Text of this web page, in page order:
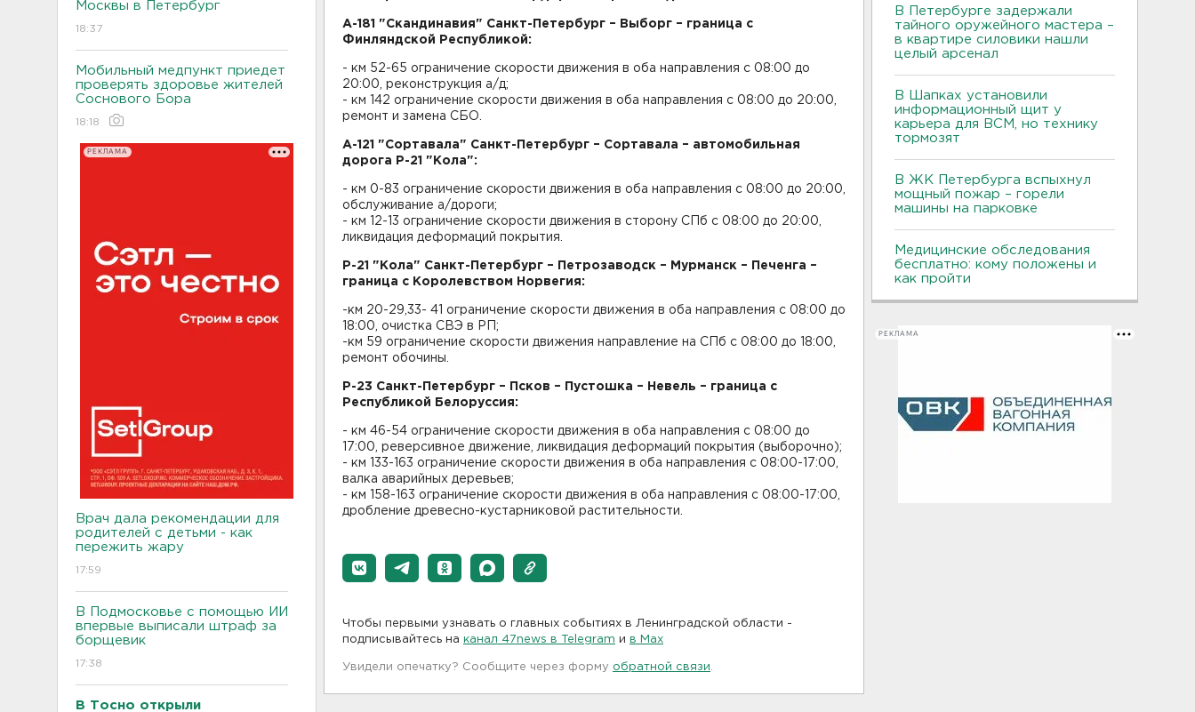
Москвы в Петербург
18:37
Мобильный медпункт приедет
проверять здоровье жителей
Соснового Бора
18:18
РЕКЛАМА
Врач дала рекомендации для
родителей с детьми - как
пережить жару
17:59
В Подмосковье с помощью ИИ
впервые выписали штраф за
борщевик
17:38
В Тосно открыли
А-181 "Скандинавия" Санкт-Петербург – Выборг – граница с
Финляндской Республикой:
- км 52-65 ограничение скорости движения в оба направления с 08:00 до
20:00, реконструкция а/д;
- км 142 ограничение скорости движения в оба направления с 08:00 до 20:00,
ремонт и замена СБО.
А-121 "Сортавала" Санкт-Петербург – Сортавала – автомобильная
дорога Р-21 "Кола":
- км 0-83 ограничение скорости движения в оба направления с 08:00 до 20:00,
обслуживание а/дороги;
- км 12-13 ограничение скорости движения в сторону СПб с 08:00 до 20:00,
ликвидация деформаций покрытия.
Р-21 "Кола" Санкт-Петербург – Петрозаводск – Мурманск – Печенга –
граница с Королевством Норвегия:
-км 20-29,33- 41 ограничение скорости движения в оба направления с 08:00 до
18:00, очистка СВЭ в РП;
-км 59 ограничение скорости движения направление на СПб с 08:00 до 18:00,
ремонт обочины.
Р-23 Санкт-Петербург – Псков – Пустошка – Невель – граница с
Республикой Белоруссия:
- км 46-54 ограничение скорости движения в оба направления с 08:00 до
17:00, реверсивное движение, ликвидация деформаций покрытия (выборочно);
- км 133-163 ограничение скорости движения в оба направления с 08:00-17:00,
валка аварийных деревьев;
- км 158-163 ограничение скорости движения в оба направления с 08:00-17:00,
дробление древесно-кустарниковой растительности.
Чтобы первыми узнавать о главных событиях в Ленинградской области -
подписывайтесь на канал 47news в Telegram и в Maх
Увидели опечатку? Сообщите через форму обратной связи
В Петербурге задержали
тайного оружейного мастера –
в квартире силовики нашли
целый арсенал
В Шапках установили
информационный щит у
карьера для ВСМ, но технику
тормозят
В ЖК Петербурга вспыхнул
мощный пожар – горели
машины на парковке
Медицинские обследования
бесплатно: кому положены и
как пройти
РЕКЛАМА